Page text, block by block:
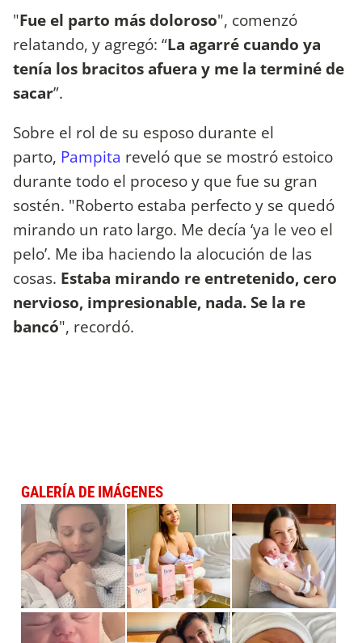
"Fue el parto más doloroso", comenzó
relatando, y agregó: “La agarré cuando ya
tenía los bracitos afuera y me la terminé de
sacar”.
Sobre el rol de su esposo durante el
parto, Pampita reveló que se mostró estoico
durante todo el proceso y que fue su gran
sostén. "Roberto estaba perfecto y se quedó
mirando un rato largo. Me decía ‘ya le veo el
pelo’. Me iba haciendo la alocución de las
cosas. Estaba mirando re entretenido, cero
nervioso, impresionable, nada. Se la re
bancó", recordó.
GALERÍA DE IMÁGENES